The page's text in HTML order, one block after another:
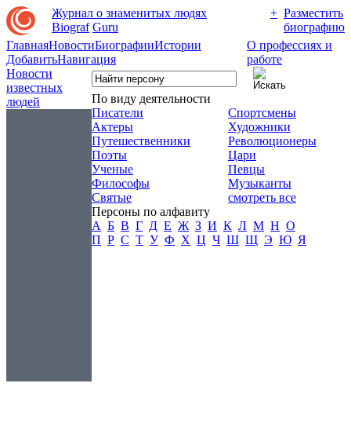
Журнал о знаменитых людях
Biograf Guru
+ Разместить
биографию
ГлавнаяНовостиБиографииИстории
ДобавитьНавигация
О профессиях и
работе
Новости
известных
людей
По виду деятельности
Писатели
Актеры
Путешественники
Поэты
Ученые
Философы
Святые
Спортсмены
Художники
Революционеры
Цари
Певцы
Музыканты
смотреть все
Персоны по алфавиту
А Б В Г Д Е Ж З И К Л М Н О
П Р С Т У Ф Х Ц Ч Ш Щ Э Ю Я